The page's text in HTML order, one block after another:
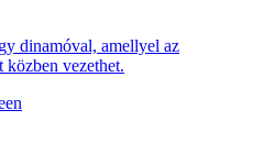
dinamóval, amellyel az
vezethet.